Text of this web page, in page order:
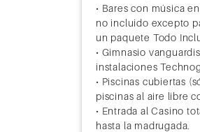
• Bares con música
no incluido excepto
un paquete Todo
• Gimnasio
instalaciones
• Piscinas cubiertas
piscinas al aire libre
• Entrada al Casino
hasta la madrugada.